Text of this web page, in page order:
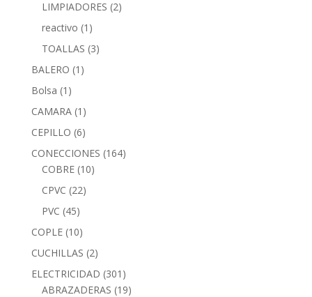
LIMPIADORES (2)
reactivo (1)
TOALLAS (3)
BALERO (1)
Bolsa (1)
CAMARA (1)
CEPILLO (6)
CONECCIONES (164)
COBRE (10)
CPVC (22)
PVC (45)
COPLE (10)
CUCHILLAS (2)
ELECTRICIDAD (301)
ABRAZADERAS (19)